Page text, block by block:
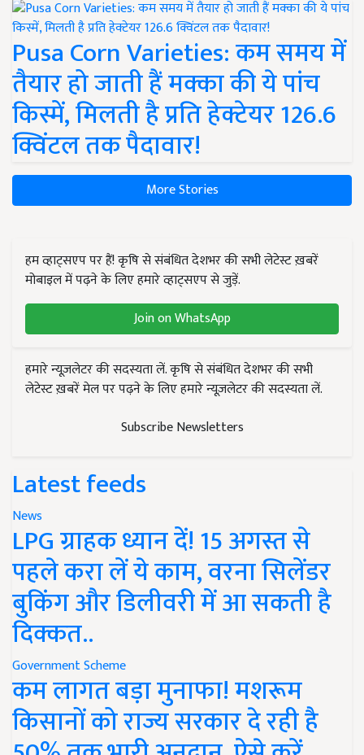
Pusa Corn Varieties: कम समय में
तैयार हो जाती हैं मक्का की ये पांच
किस्में, मिलती है प्रति हेक्टेयर 126.6
क्विंटल तक पैदावार!
More Stories
हम व्हाट्सएप पर हैं! कृषि से संबंधित देशभर की सभी लेटेस्ट ख़बरें
मोबाइल में पढ़ने के लिए हमारे व्हाट्सएप से जुड़ें.
Join on WhatsApp
हमारे न्यूज़लेटर की सदस्यता लें. कृषि से संबंधित देशभर की सभी
लेटेस्ट ख़बरें मेल पर पढ़ने के लिए हमारे न्यूज़लेटर की सदस्यता लें.
Subscribe Newsletters
Latest feeds
News
LPG ग्राहक ध्यान दें! 15 अगस्त से
पहले करा लें ये काम, वरना सिलेंडर
बुकिंग और डिलीवरी में आ सकती है
दिक्कत..
Government Scheme
कम लागत बड़ा मुनाफा! मशरूम
किसानों को राज्य सरकार दे रही है